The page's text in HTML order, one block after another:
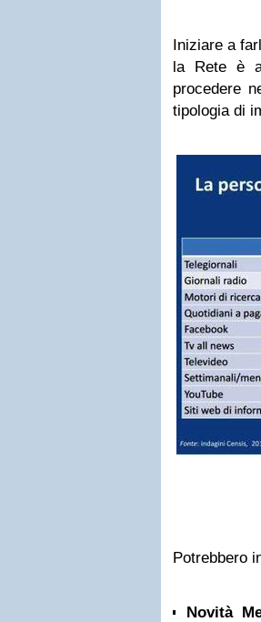
Iniziare a
la Rete è
procedere
tipologia di
Potrebbero
Novità